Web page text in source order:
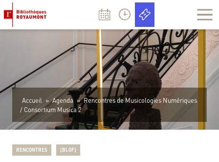
Accueil » Agenda » Rencontres de Musicologies Numériques
/ Consortium Musica 2
RENCONTRES [BLGF]
Panneau de gestion des cookies